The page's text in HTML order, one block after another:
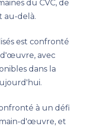
du CVC, de
au-delà.
est confronté
avec
dans la
à un défi
d'œuvre, et